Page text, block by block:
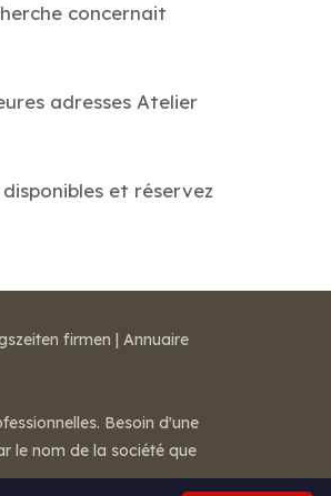
concernait
adresses Atelier
et réservez
firmen | Annuaire
Besoin d'une
le nom de la société que